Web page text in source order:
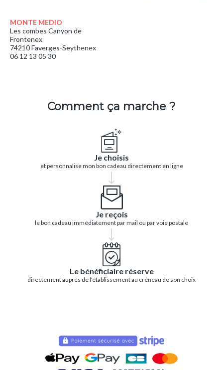
MONTE MEDIO
Les combes Canyon de
Frontenex
74210 Faverges-Seythenex
06 12 13 05 30
Comment ça marche ?
Je choisis
et personnalise mon bon cadeau directement en ligne
Je reçois
le bon cadeau immédiatement par mail ou par voie postale
Le bénéficiaire réserve
directement auprès de l'établissement au créneau de son choix